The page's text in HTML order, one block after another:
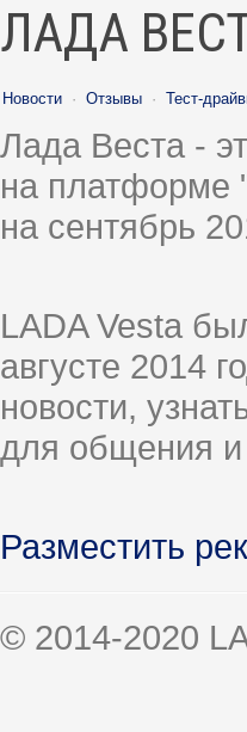
ЛАДА
Новости · Отзывы · Тест-
Лада Веста -
на платформе
на сентябрь
LADA Vesta
августе 2014
новости,
для общения
Разместить
© 2014-2020